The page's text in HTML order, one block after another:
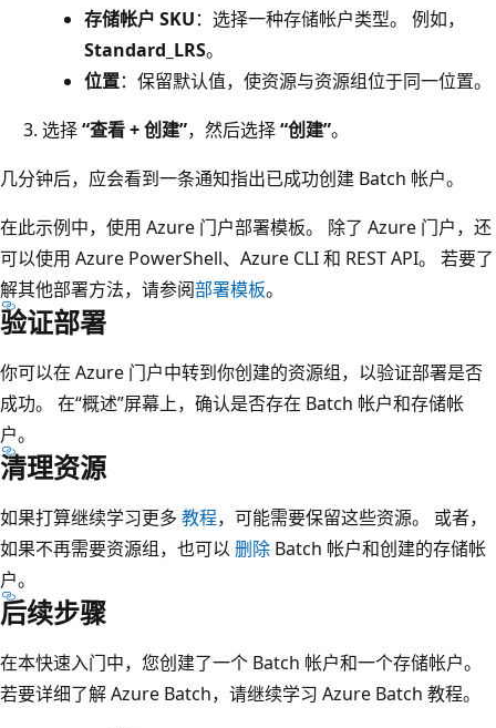
存储帐户 SKU：选择一种存储帐户类型。 例如，
Standard_LRS。
位置：保留默认值，使资源与资源组位于同一位置。
选择“查看 + 创建”，然后选择“创建”。
几分钟后，应会看到一条通知指出已成功创建 Batch 帐户。
在此示例中，使用 Azure 门户部署模板。 除了 Azure 门户，还
可以使用 Azure PowerShell、Azure CLI 和 REST API。 若要了
解其他部署方法，请参阅部署模板。
验证部署
你可以在 Azure 门户中转到你创建的资源组，以验证部署是否
成功。 在“概述”屏幕上，确认是否存在 Batch 帐户和存储帐
户。
清理资源
如果打算继续学习更多 教程，可能需要保留这些资源。 或者，
如果不再需要资源组，也可以 删除 Batch 帐户和创建的存储帐
户。
后续步骤
在本快速入门中，您创建了一个 Batch 帐户和一个存储帐户。
若要详细了解 Azure Batch，请继续学习 Azure Batch 教程。